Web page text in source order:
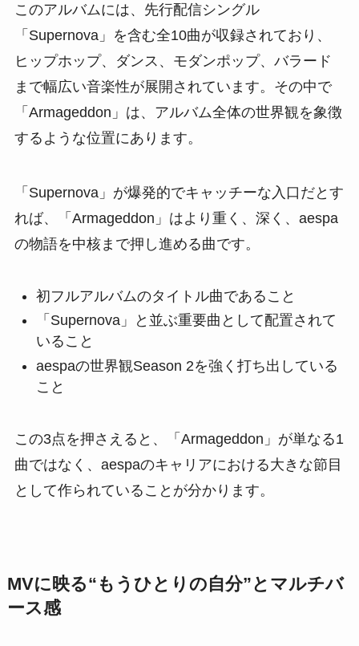
このアルバムには、先行配信シングル
「Supernova」を含む全10曲が収録されており、
ヒップホップ、ダンス、モダンポップ、バラード
まで幅広い音楽性が展開されています。その中で
「Armageddon」は、アルバム全体の世界観を象徴
するような位置にあります。
「Supernova」が爆発的でキャッチーな入口だとす
れば、「Armageddon」はより重く、深く、aespa
の物語を中核まで押し進める曲です。
初フルアルバムのタイトル曲であること
「Supernova」と並ぶ重要曲として配置されて
いること
aespaの世界観Season 2を強く打ち出している
こと
この3点を押さえると、「Armageddon」が単なる1
曲ではなく、aespaのキャリアにおける大きな節目
として作られていることが分かります。
MVに映る“もうひとりの自分”とマルチバ
ース感